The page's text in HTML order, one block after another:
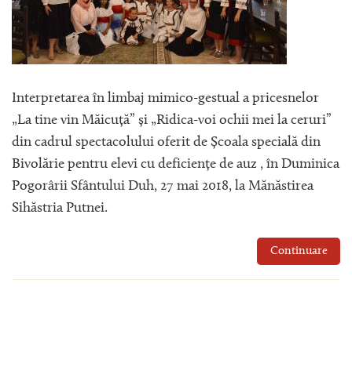
Interpretarea în limbaj mimico-gestual a pricesnelor
„La tine vin Măicuță” și „Ridica-voi ochii mei la ceruri”
din cadrul spectacolului oferit de Școala specială din
Bivolărie pentru elevi cu deficiențe de auz , în Duminica
Pogorârii Sfântului Duh, 27 mai 2018, la Mănăstirea
Sihăstria Putnei.
Continuare